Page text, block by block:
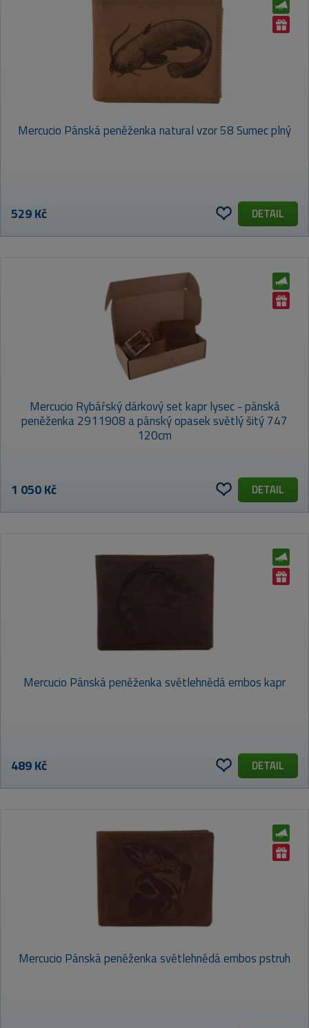
Mercucio Pánská peněženka natural vzor 58 Sumec plný
529 Kč DETAIL
Mercucio Rybářský dárkový set kapr lysec - pánská
peněženka 2911908 a pánský opasek světlý šitý 747
120cm
1 050 Kč DETAIL
Mercucio Pánská peněženka světlehnědá embos kapr
489 Kč DETAIL
Mercucio Pánská peněženka světlehnědá embos pstruh